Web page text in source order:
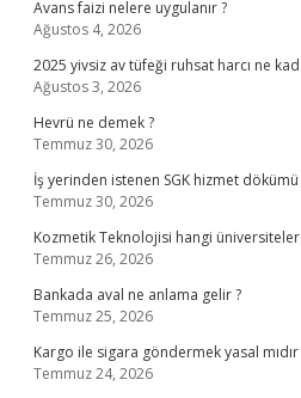
Avans faizi nelere uygulanır ?
Ağustos 4, 2026
2025 yivsiz av tüfeği ruhsat harcı ne
Ağustos 3, 2026
Hevrü ne demek ?
Temmuz 30, 2026
İş yerinden istenen SGK hizmet dökümü
Temmuz 30, 2026
Kozmetik Teknolojisi hangi
Temmuz 26, 2026
Bankada aval ne anlama gelir ?
Temmuz 25, 2026
Kargo ile sigara göndermek yasal mıdır
Temmuz 24, 2026